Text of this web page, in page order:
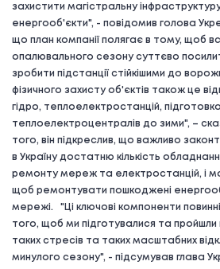
захистити магістральну
енергооб'єкти", - повідомив голова
що план компанії полягає в тому, щоб
опалювального сезону суттєво
зробити підстанції стійкішими до
фізичного захисту об'єктів також це
гідро, теплоелектростанцій, підготовка
теплоелектроцентралів до зими", –
того, він підкреслив, що важливо
в Україну достатню кількість
ремонту мереж та електростанцій, і
щоб ремонтувати пошкоджені
мережі. "Ці ключові компоненти
того, щоб ми підготувалися та пройшли
таких стресів та таких масштабних
минулого сезону", - підсумував глава